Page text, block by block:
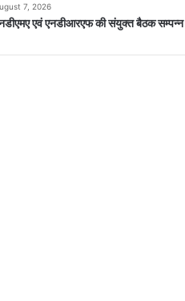
7, 2026
एवं एनडीआरएफ की संयुक्त बैठक सम्पन्न